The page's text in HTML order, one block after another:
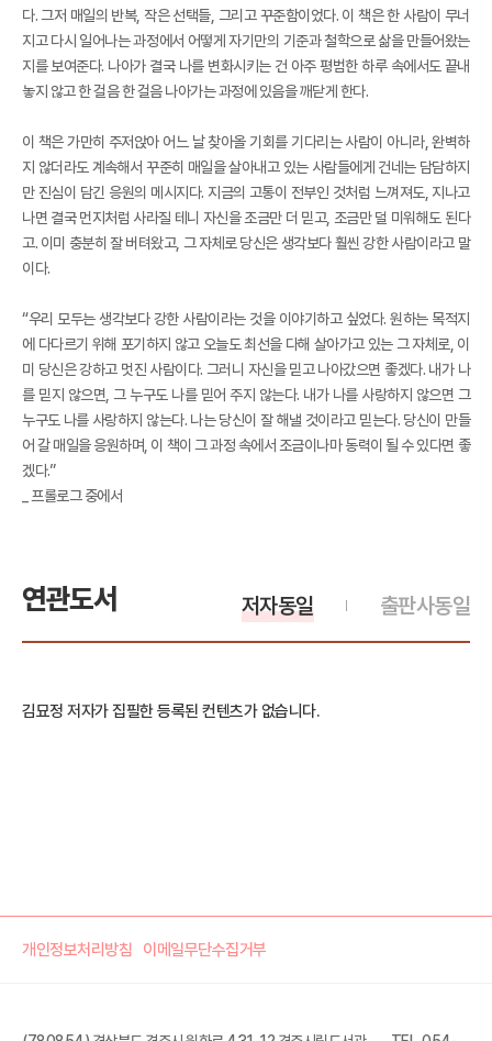
다. 그저 매일의 반복, 작은 선택들, 그리고 꾸준함이었다. 이 책은 한 사람이 무너
지고 다시 일어나는 과정에서 어떻게 자기만의 기준과 철학으로 삶을 만들어왔는
지를 보여준다. 나아가 결국 나를 변화시키는 건 아주 평범한 하루 속에서도 끝내
놓지 않고 한 걸음 한 걸음 나아가는 과정에 있음을 깨닫게 한다.
이 책은 가만히 주저앉아 어느 날 찾아올 기회를 기다리는 사람이 아니라, 완벽하
지 않더라도 계속해서 꾸준히 매일을 살아내고 있는 사람들에게 건네는 담담하지
만 진심이 담긴 응원의 메시지다. 지금의 고통이 전부인 것처럼 느껴져도, 지나고
나면 결국 먼지처럼 사라질 테니 자신을 조금만 더 믿고, 조금만 덜 미워해도 된다
고. 이미 충분히 잘 버텨왔고, 그 자체로 당신은 생각보다 훨씬 강한 사람이라고 말
이다.
“우리 모두는 생각보다 강한 사람이라는 것을 이야기하고 싶었다. 원하는 목적지
에 다다르기 위해 포기하지 않고 오늘도 최선을 다해 살아가고 있는 그 자체로, 이
미 당신은 강하고 멋진 사람이다. 그러니 자신을 믿고 나아갔으면 좋겠다. 내가 나
를 믿지 않으면, 그 누구도 나를 믿어 주지 않는다. 내가 나를 사랑하지 않으면 그
누구도 나를 사랑하지 않는다. 나는 당신이 잘 해낼 것이라고 믿는다. 당신이 만들
어 갈 매일을 응원하며, 이 책이 그 과정 속에서 조금이나마 동력이 될 수 있다면 좋
겠다.”
_ 프롤로그 중에서
연관도서 출판사동일
저자동일
김묘정 저자가 집필한 등록된 컨텐츠가 없습니다.
개인정보처리방침 이메일무단수집거부